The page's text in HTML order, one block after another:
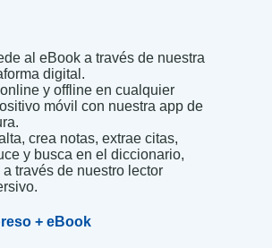
al eBook a través de nuestra
digital.
y offline en cualquier
móvil con nuestra app de
crea notas, extrae citas,
y busca en el diccionario,
a través de nuestro lector
+ eBook